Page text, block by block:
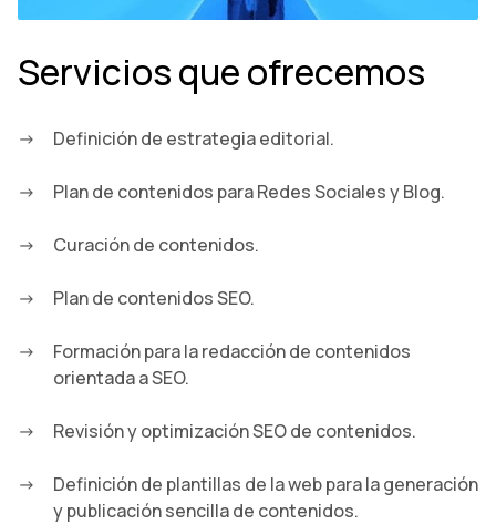
Servicios que ofrecemos
Definición de estrategia editorial.
Plan de contenidos para Redes Sociales y Blog.
Curación de contenidos.
Plan de contenidos SEO.
Formación para la redacción de contenidos
orientada a SEO.
Revisión y optimización SEO de contenidos.
Definición de plantillas de la web para la generación
y publicación sencilla de contenidos.